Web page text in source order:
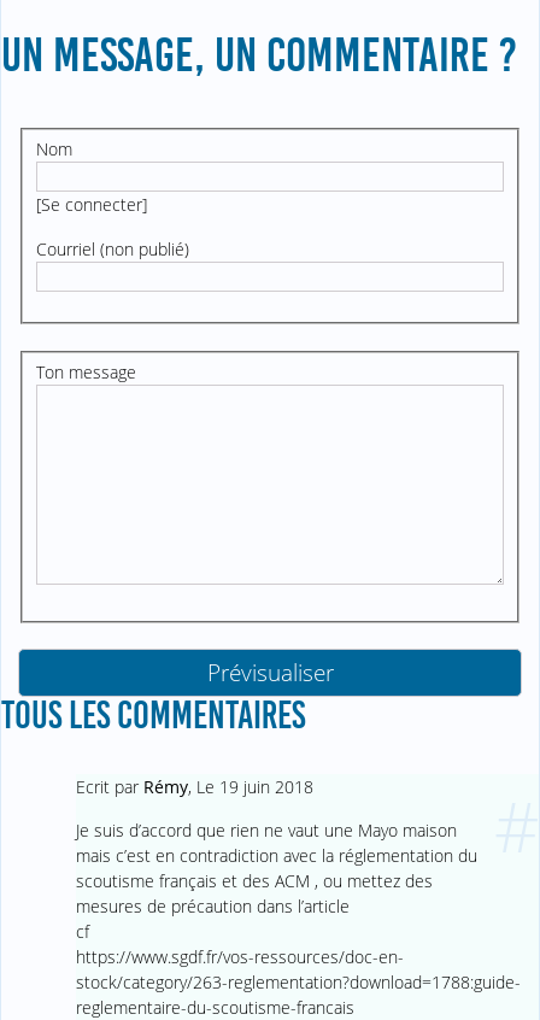
UN MESSAGE, UN COMMENTAIRE ?
Nom
[Se connecter]
Courriel (non publié)
Ton message
TOUS LES COMMENTAIRES
Ecrit par Rémy, Le 19 juin 2018
Je suis d’accord que rien ne vaut une Mayo maison
mais c’est en contradiction avec la réglementation du
scoutisme français et des ACM , ou mettez des
mesures de précaution dans l’article
cf
https://www.sgdf.fr/vos-ressources/doc-en-
stock/category/263-reglementation?download=1788:guide-
reglementaire-du-scoutisme-francais